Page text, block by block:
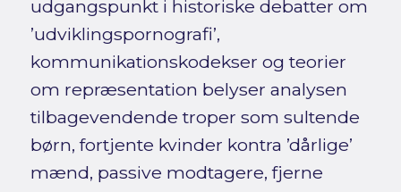
udgangspunkt i historiske debatter om
’udviklingspornografi’,
kommunikationskodekser og teorier
om repræsentation belyser analysen
tilbagevendende troper som sultende
børn, fortjente kvinder kontra ’dårlige’
mænd, passive modtagere, fjerne